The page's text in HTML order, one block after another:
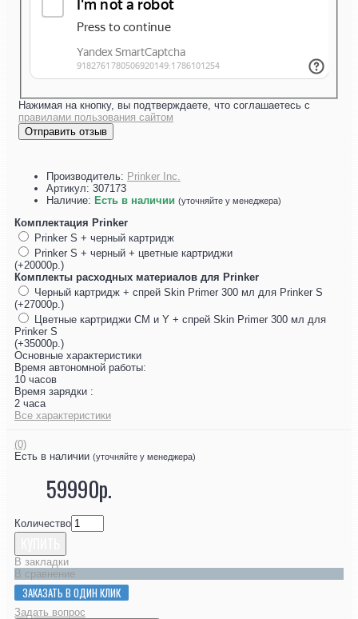
Нажимая на кнопку, вы подтверждаете, что соглашаетесь с
правилами пользования сайтом
Отправить отзыв
Производитель: Prinker Inc.
Артикул: 307173
Наличие: Есть в наличии (уточняйте у менеджера)
Комплектация Prinker
Prinker S + черный картридж
Prinker S + черный + цветные картриджи
(+20000р.)
Комплекты расходных материалов для Prinker
Черный картридж + спрей Skin Primer 300 мл для Prinker S
(+27000р.)
Цветные картриджи СМ и Y + спрей Skin Primer 300 мл для
Prinker S
(+35000р.)
Основные характеристики
Время автономной работы:
10 часов
Время зарядки :
2 часа
Все характеристики
(0)
Есть в наличии (уточняйте у менеджера)
59990р.
Количество
В закладки
В сравнение
ЗАКАЗАТЬ В ОДИН КЛИК
Задать вопрос